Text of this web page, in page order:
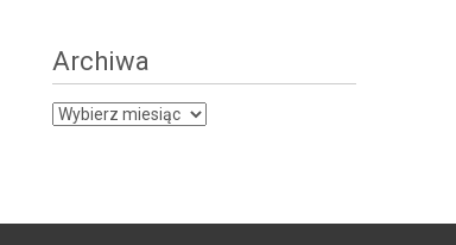
Archiwa
Archiwa